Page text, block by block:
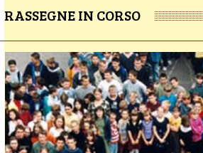
RASSEGNE IN CORSO